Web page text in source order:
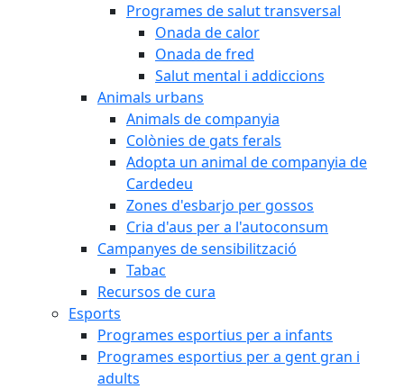
Programes de salut transversal
Onada de calor
Onada de fred
Salut mental i addiccions
Animals urbans
Animals de companyia
Colònies de gats ferals
Adopta un animal de companyia de
Cardedeu
Zones d'esbarjo per gossos
Cria d'aus per a l'autoconsum
Campanyes de sensibilització
Tabac
Recursos de cura
Esports
Programes esportius per a infants
Programes esportius per a gent gran i
adults